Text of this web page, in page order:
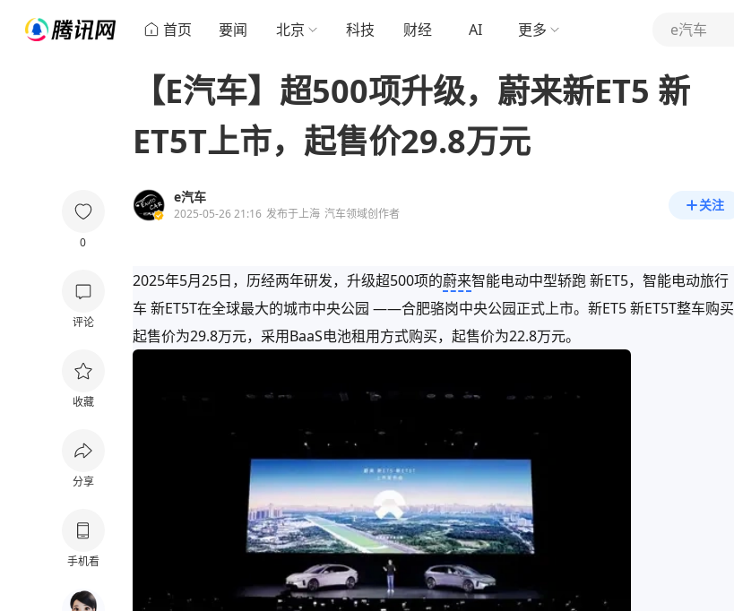
首页 要闻 北京 科技 财经 AI 更多 e汽车
0
评论
收藏
分享
手机看
【E汽车】超500项升级，蔚来新ET5 新
ET5T上市，起售价29.8万元
e汽车
2025-05-26 21:16 发布于上海 汽车领域创作者
关注
2025年5月25日，历经两年研发，升级超500项的蔚来智能电动中型轿跑 新ET5，智能电动旅行
车 新ET5T在全球最大的城市中央公园 ——合肥骆岗中央公园正式上市。新ET5 新ET5T整车购买
起售价为29.8万元，采用BaaS电池租用方式购买，起售价为22.8万元。